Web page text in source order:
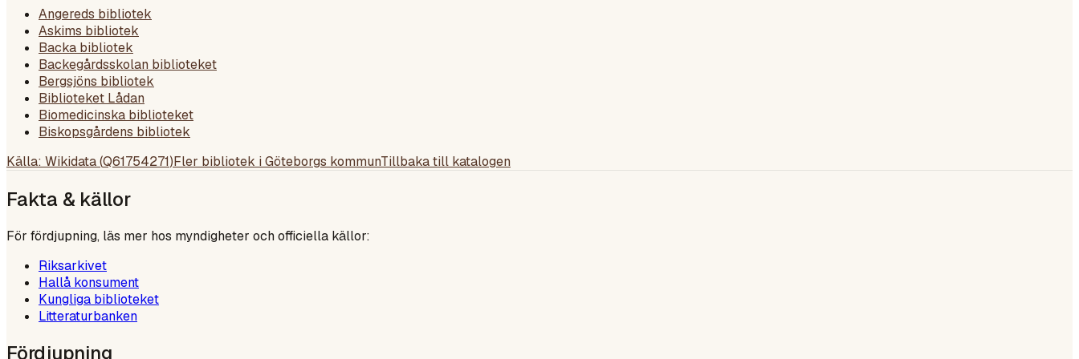
Angereds bibliotek
Askims bibliotek
Backa bibliotek
Backegårdsskolan biblioteket
Bergsjöns bibliotek
Biblioteket Lådan
Biomedicinska biblioteket
Biskopsgårdens bibliotek
Källa: Wikidata (Q61754271)Fler bibliotek i Göteborgs kommunTillbaka till katalogen
Fakta & källor
För fördjupning, läs mer hos myndigheter och officiella källor:
Riksarkivet
Hallå konsument
Kungliga biblioteket
Litteraturbanken
Fördjupning